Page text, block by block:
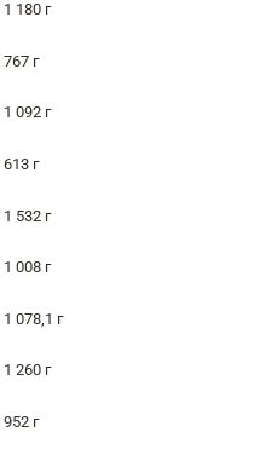
1 180 г
767 г
1 092 г
613 г
1 532 г
1 008 г
1 078,1 г
1 260 г
952 г